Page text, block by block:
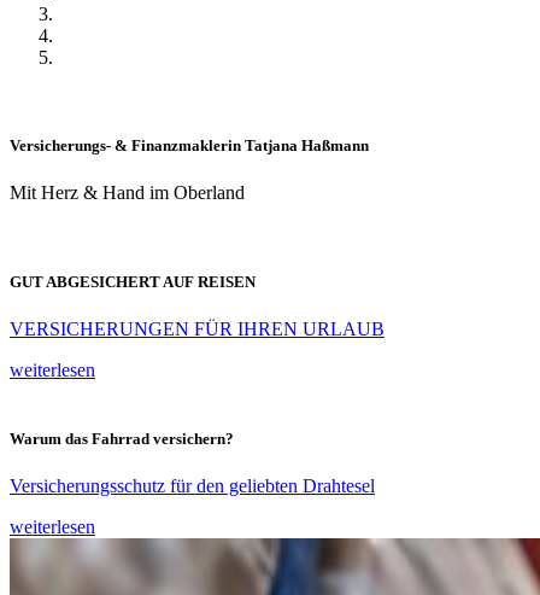
Versicherungs- & Finanzmaklerin Tatjana Haßmann
Mit Herz & Hand im Oberland
GUT ABGESICHERT AUF REISEN
VERSICHERUNGEN FÜR IHREN URLAUB
weiterlesen
Warum das Fahrrad versichern?
Versicherungsschutz für den geliebten Drahtesel
weiterlesen